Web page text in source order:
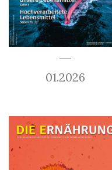
01.2026